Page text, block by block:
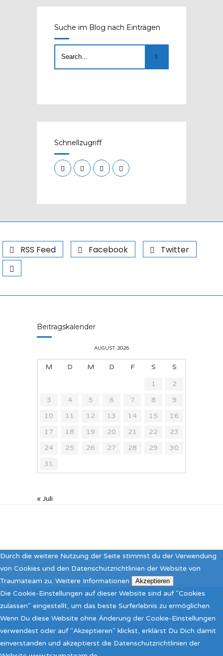
Suche im Blog nach Einträgen
Schnellzugriff
RSS Feed Facebook Twitter
Beitragskalender
AUGUST 2026
M D M D F S
S
1
2
3
4 5 6 7 8
9
10
11 12 13 14 15
16
17
18 19 20 21 22
23
24
25 26 27 28 29
30
31
« Juli
Durch die weitere Nutzung der Seite stimmst du der Verwendung
von Cookies und den Datenschutzrichtlinien der Website von
Traumateam zu. Weitere Informationen Akzeptieren
Die Cookie-Einstellungen auf dieser Website sind auf "Cookies
zulassen" eingestellt, um das beste Surferlebnis zu ermöglichen.
Wenn Du diese Website ohne Änderung der Cookie-Einstellungen
verwendest oder auf "Akzeptieren" klickst, erklärst Du Dich damit
einverstanden und akzeptierst die Datenschutzrichtlinien der